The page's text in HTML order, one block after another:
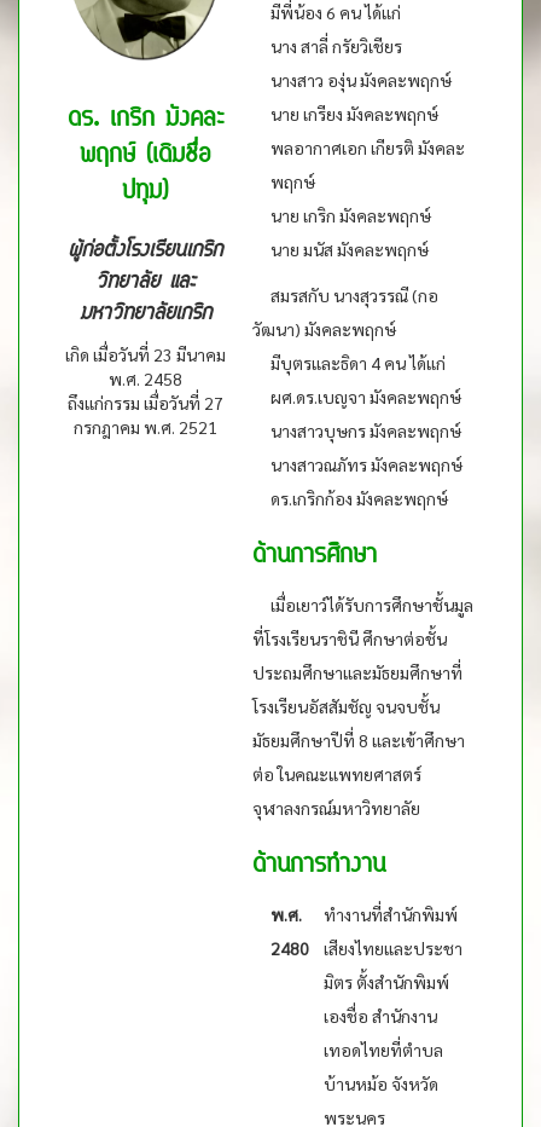
ดร. เกริก มังคละ
พฤกษ์ (เดิมชื่อ
ปทุม)
ผู้ก่อตั้งโรงเรียนเกริก
วิทยาลัย และ
มหาวิทยาลัยเกริก
เกิด เมื่อวันที่ 23 มีนาคม
พ.ศ. 2458
ถึงแก่กรรม เมื่อวันที่ 27
กรกฎาคม พ.ศ. 2521
มีพี่น้อง 6 คน ได้แก่
นาง สาลี่ กรัยวิเชียร
นางสาว องุ่น มังคละพฤกษ์
นาย เกรียง มังคละพฤกษ์
พลอากาศเอก เกียรติ มังคละ
พฤกษ์
นาย เกริก มังคละพฤกษ์
นาย มนัส มังคละพฤกษ์
สมรสกับ นางสุวรรณี (กอ
วัฒนา) มังคละพฤกษ์
มีบุตรและธิดา 4 คน ได้แก่
ผศ.ดร.เบญจา มังคละพฤกษ์
นางสาวบุษกร มังคละพฤกษ์
นางสาวณภัทร มังคละพฤกษ์
ดร.เกริกก้อง มังคละพฤกษ์
ด้านการศึกษา
เมื่อเยาว์ได้รับการศึกษาชั้นมูล
ที่โรงเรียนราชินี ศึกษาต่อชั้น
ประถมศึกษาและมัธยมศึกษาที่
โรงเรียนอัสสัมชัญ จนจบชั้น
มัธยมศึกษาปีที่ 8 และเข้าศึกษา
ต่อ ในคณะแพทยศาสตร์
จุฬาลงกรณ์มหาวิทยาลัย
ด้านการทำงาน
พ.ศ.
2480
ทำงานที่สำนักพิมพ์
เสียงไทยและประชา
มิตร ตั้งสำนักพิมพ์
เองชื่อ สำนักงาน
เทอดไทยที่ตำบล
บ้านหม้อ จังหวัด
พระนคร